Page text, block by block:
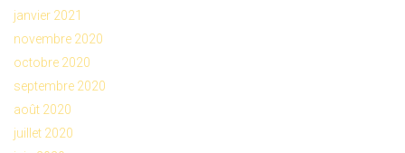
janvier 2021
novembre 2020
octobre 2020
septembre 2020
août 2020
juillet 2020